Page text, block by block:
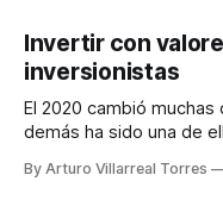
Invertir con
inversionistas
El 2020 cambió
demás ha sido una de
By Arturo Villarreal Torres